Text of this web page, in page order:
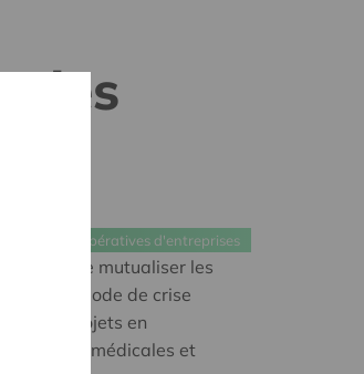
des
Coopératives d'entreprises
objectif de mutualiser les
cette période de crise
projets en
maisons médicales et